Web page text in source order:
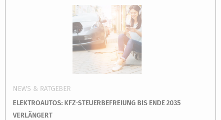
NEWS & RATGEBER
ELEKTROAUTOS: KFZ-STEUERBEFREIUNG BIS ENDE 2035
VERLÄNGERT